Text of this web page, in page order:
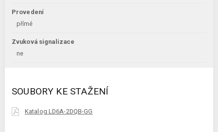
Provedení
přímé
Zvuková signalizace
ne
SOUBORY KE STAŽENÍ
Katalog LD6A-2DQB-GG